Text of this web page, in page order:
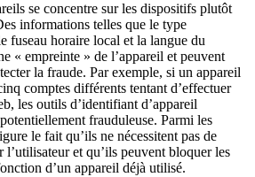
se concentre sur les dispositifs plutôt
informations telles que le type
fuseau horaire local et la langue du
« empreinte » de l’appareil et peuvent
la fraude. Par exemple, si un appareil
comptes différents tentant d’effectuer
les outils d’identifiant d’appareil
frauduleuse. Parmi les
le fait qu’ils ne nécessitent pas de
l’utilisateur et qu’ils peuvent bloquer les
d’un appareil déjà utilisé.